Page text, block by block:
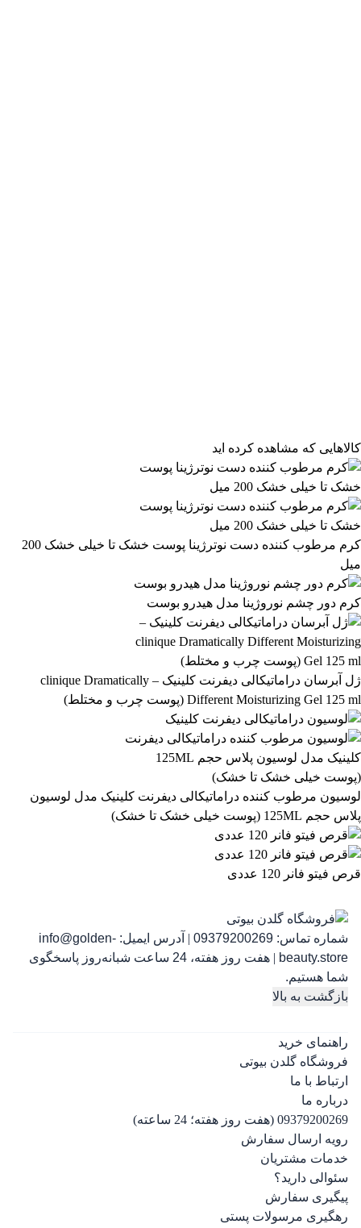
تومان
4,207,099 تومان
4,207,100 تومان
اعمال فیلتر قیمت
وضعیت کالا
نمایش کالاهای موجود
فیلتر بر اساس برند:
LAttafa 27
فیلتر بر اساس دسته بندی:
آرایشی و بهداشتی 558 بهداشتی و پوستی
رژ لب مدادی لچیک
مرتب‌سازی محصولات
مرتب‌سازی:
پیش‌فرض محبوب‌ترین بالاترین امتیاز
گران‌ترین موجودها اول
کالاهایی که مشاهده کرده اید
کرم مرطوب کننده دست نوترژینا پوست خشک تا خیلی خشک 200
میل
کرم دور چشم نوروژینا مدل هیدرو بوست
ژل آبرسان دراماتیکالی دیفرنت کلینیک – clinique Dramatically
Different Moisturizing Gel 125 ml (پوست چرب و مختلط)
لوسیون مرطوب کننده دراماتیکالی دیفرنت کلینیک مدل لوسیون
پلاس حجم 125ML (پوست خیلی خشک تا خشک)
قرص فیتو فانر 120 عددی
شماره تماس: 09379200269
| آدرس ایمیل: info@golden-
beauty.store
|
هفت روز هفته، 24 ساعت شبانه‌روز پاسخگوی
شما هستیم.
بازگشت به بالا
راهنمای خرید
فروشگاه گلدن بیوتی
ارتباط با ما
درباره ما
09379200269 (هفت روز هفته؛ 24 ساعته)
رویه ارسال سفارش
خدمات مشتریان
سئوالی دارید؟
پیگیری سفارش
رهگیری مرسولات پستی